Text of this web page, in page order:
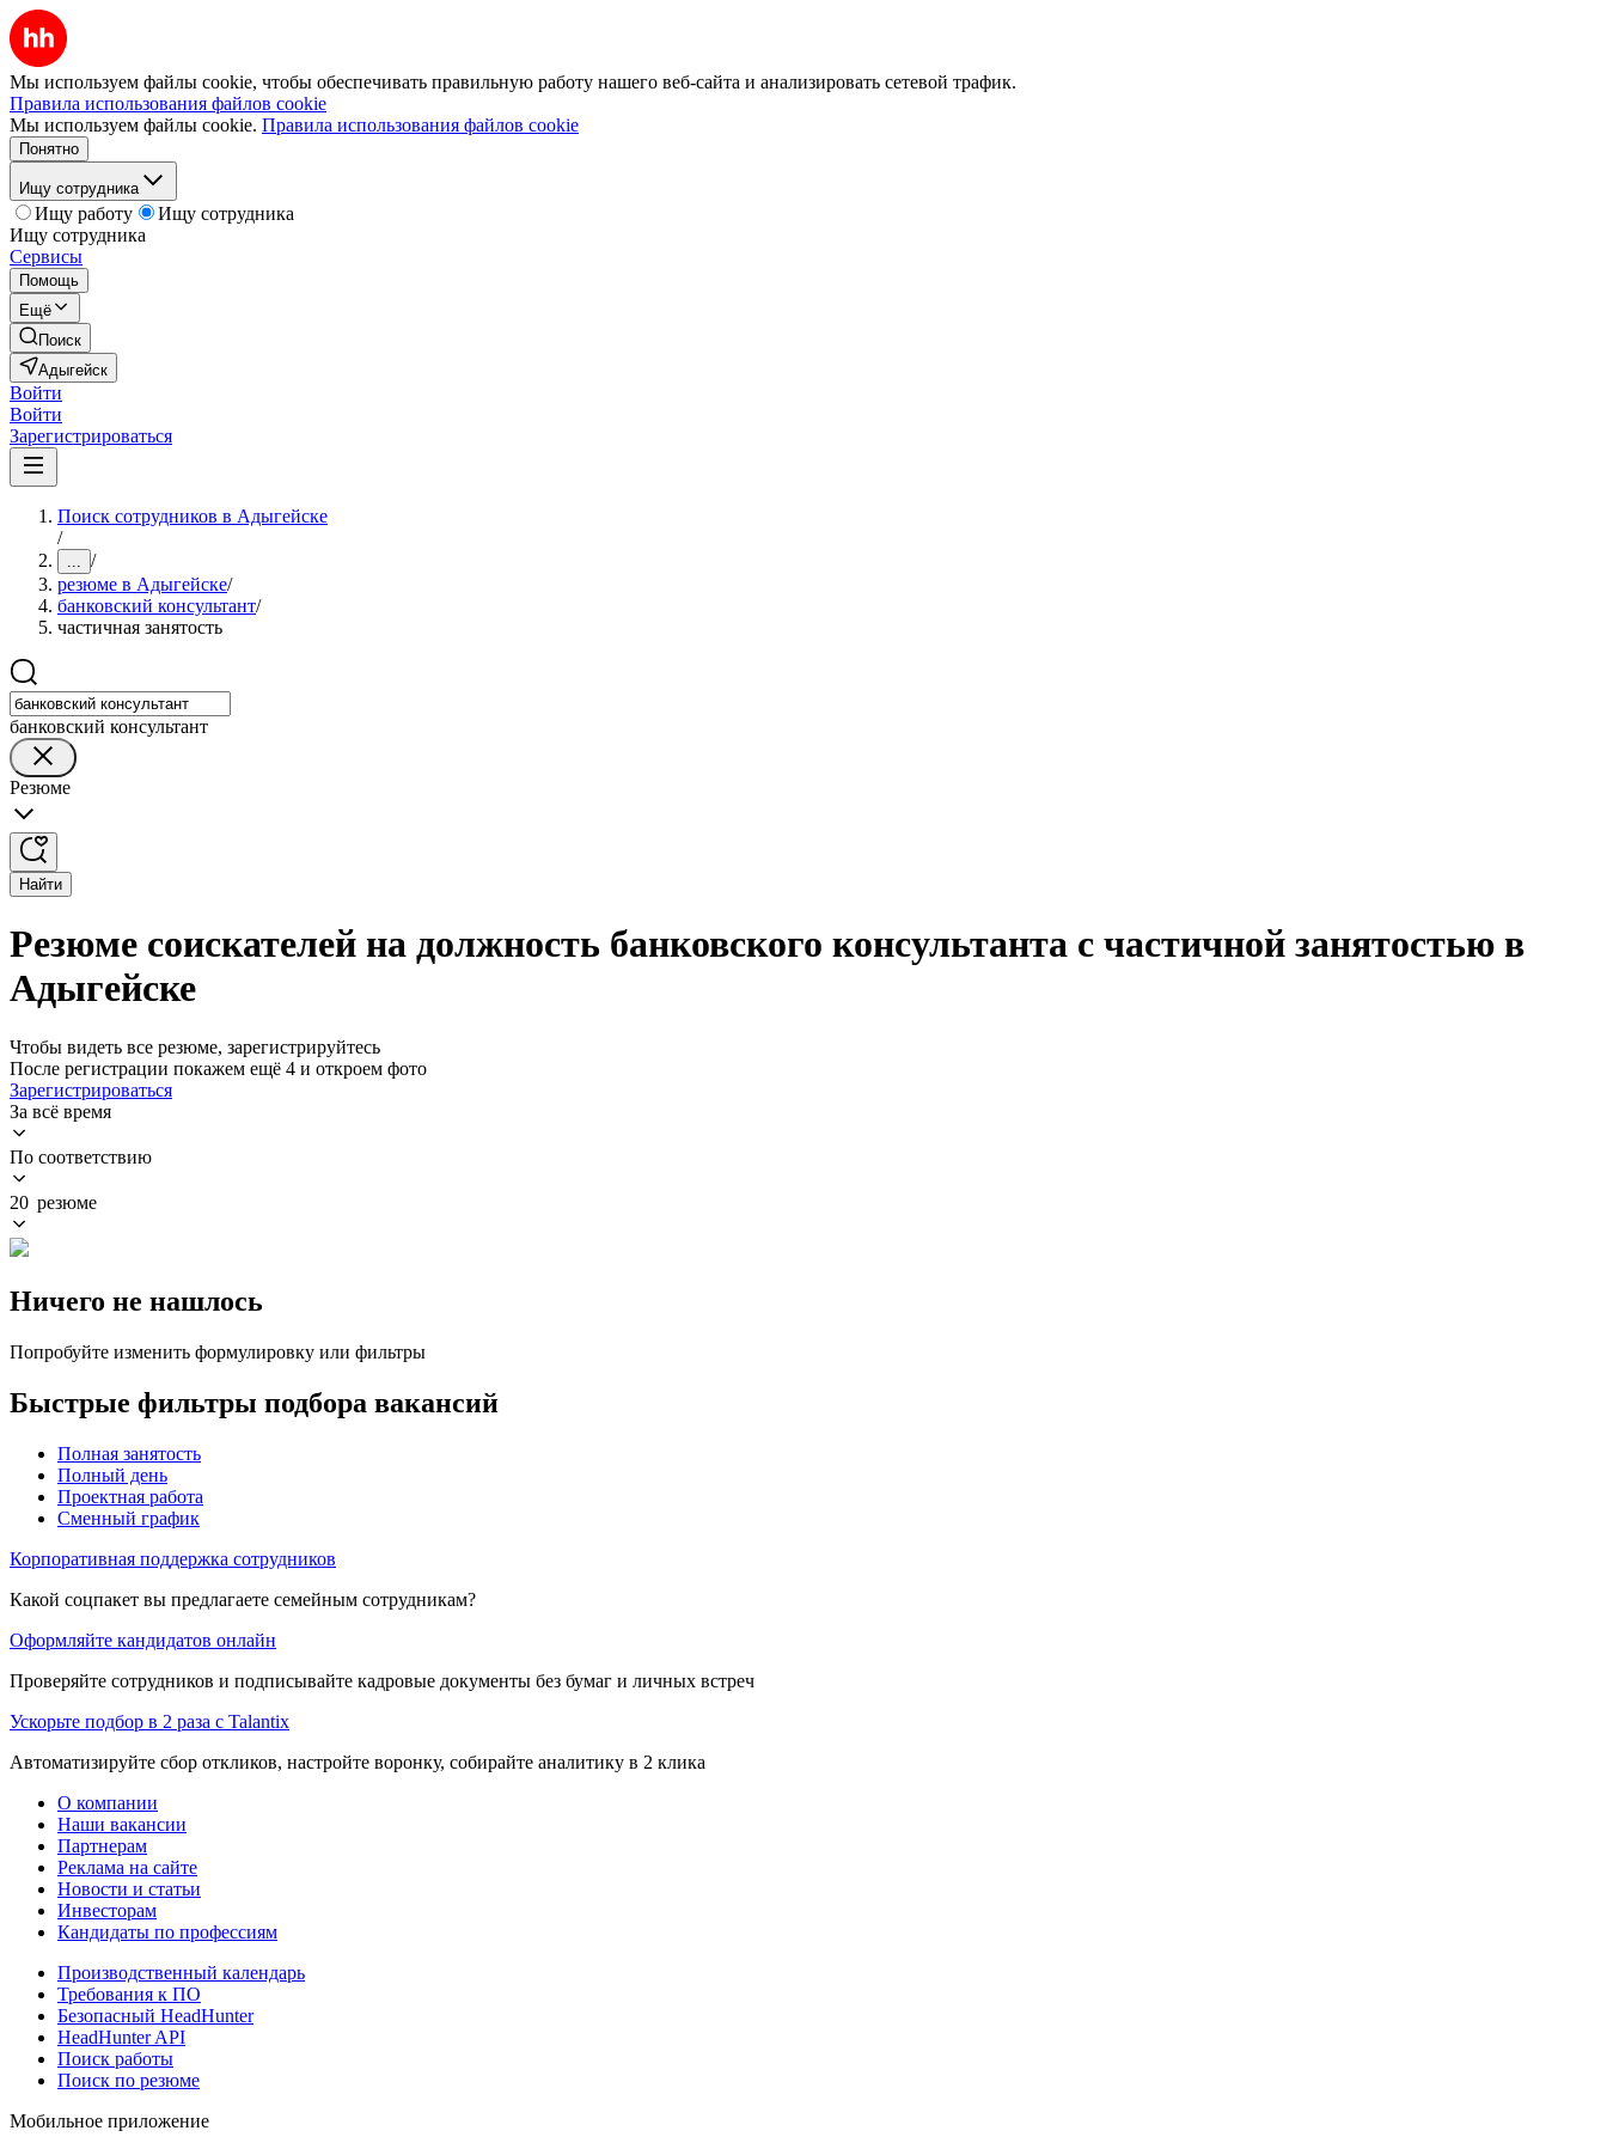
Мы используем файлы cookie, чтобы обеспечивать правильную работу нашего веб-сайта и анализировать сетевой трафик.
Правила использования файлов cookie
Мы используем файлы cookie. Правила использования файлов cookie
Понятно
Ищу сотрудника
Ищу работу
Ищу сотрудника
Ищу сотрудника
Сервисы
Помощь
Ещё
Поиск
Адыгейск
Войти
Войти
Зарегистрироваться
Поиск сотрудников в Адыгейске
/
... /
резюме в Адыгейске/
банковский консультант/
частичная занятость
банковский консультант
Резюме
Найти
Резюме соискателей на должность банковского консультанта с частичной занятостью в
Адыгейске
Чтобы видеть все резюме, зарегистрируйтесь
После регистрации покажем ещё 4 и откроем фото
Зарегистрироваться
За всё время
По соответствию
20 резюме
Ничего не нашлось
Попробуйте изменить формулировку или фильтры
Быстрые фильтры подбора вакансий
Полная занятость
Полный день
Проектная работа
Сменный график
Корпоративная поддержка сотрудников
Какой соцпакет вы предлагаете семейным сотрудникам?
Оформляйте кандидатов онлайн
Проверяйте сотрудников и подписывайте кадровые документы без бумаг и личных встреч
Ускорьте подбор в 2 раза с Talantix
Автоматизируйте сбор откликов, настройте воронку, собирайте аналитику в 2 клика
О компании
Наши вакансии
Партнерам
Реклама на сайте
Новости и статьи
Инвесторам
Кандидаты по профессиям
Производственный календарь
Требования к ПО
Безопасный HeadHunter
HeadHunter API
Поиск работы
Поиск по резюме
Мобильное приложение